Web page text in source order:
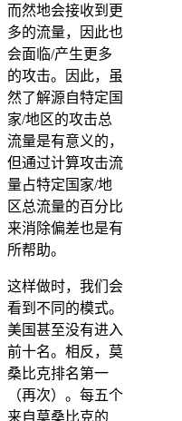
而然地会接收到更
多的流量，因此也
会面临/产生更多
的攻击。因此，虽
然了解源自特定国
家/地区的攻击总
流量是有意义的，
但通过计算攻击流
量占特定国家/地
区总流量的百分比
来消除偏差也是有
所帮助。
这样做时，我们会
看到不同的模式。
美国甚至没有进入
前十名。相反，莫
桑比克排名第一
（再次）。每五个
来自莫桑比克的